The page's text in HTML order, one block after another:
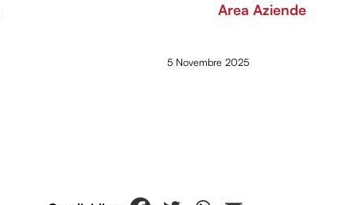
Area Aziende
5 Novembre 2025